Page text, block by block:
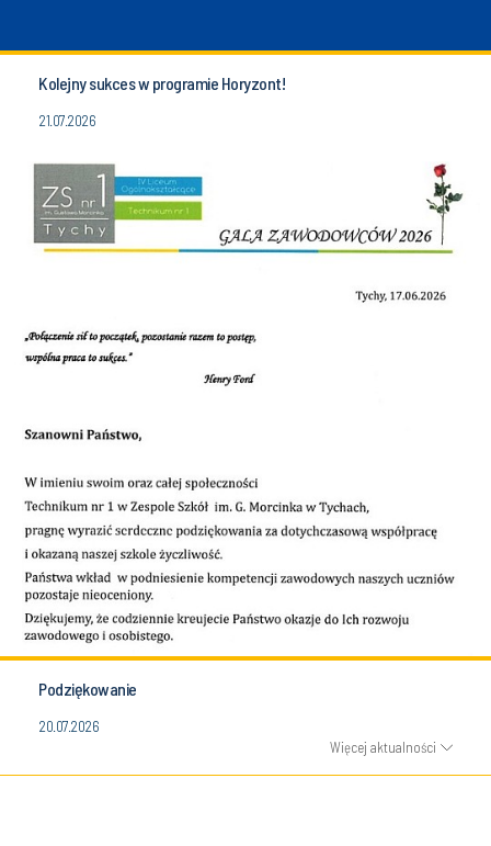
Kolejny sukces w programie Horyzont!
21.07.2026
Podziękowanie
20.07.2026
Więcej aktualności